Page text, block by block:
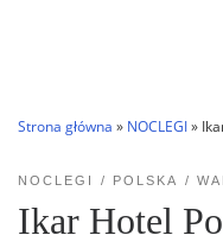
Strona główna » NOCLEGI»
NOCLEGI POLSKA
Ikar Hotel